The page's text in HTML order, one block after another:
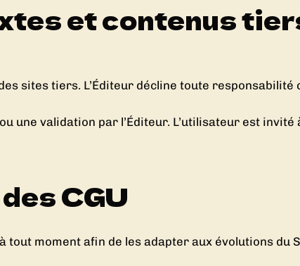
et contenus
sites tiers. L’Éditeur décline toute responsabilité
une validation par l’Éditeur. L’utilisateur est
CGU
tout moment afin de les adapter aux évolutions du